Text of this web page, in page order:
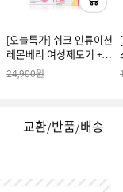
[오늘특가] 쉬크 인튜이션
레몬베리 여성제모기 + 날
5입
24,900원
교환/반품/배송